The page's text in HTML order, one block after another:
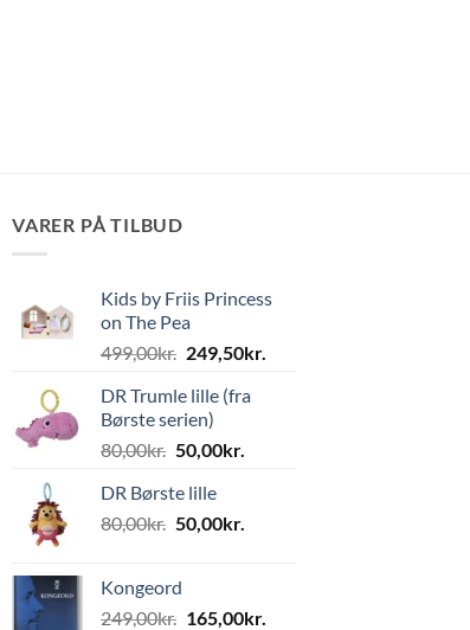
VARER PÅ TILBUD
Kids by Friis Princess
on The Pea
499,00kr. Den
pris
var:
499,00kr..
249,50kr.
DR Trumle lille (fra
Børste serien)
80,00kr. Den
pris
var:
50,00kr.
er:
DR Børste lille
80,00kr. Den
var:
80,00kr..
50,00kr.
50,00kr..
Kongeord
249,00kr. Den
165,00kr.